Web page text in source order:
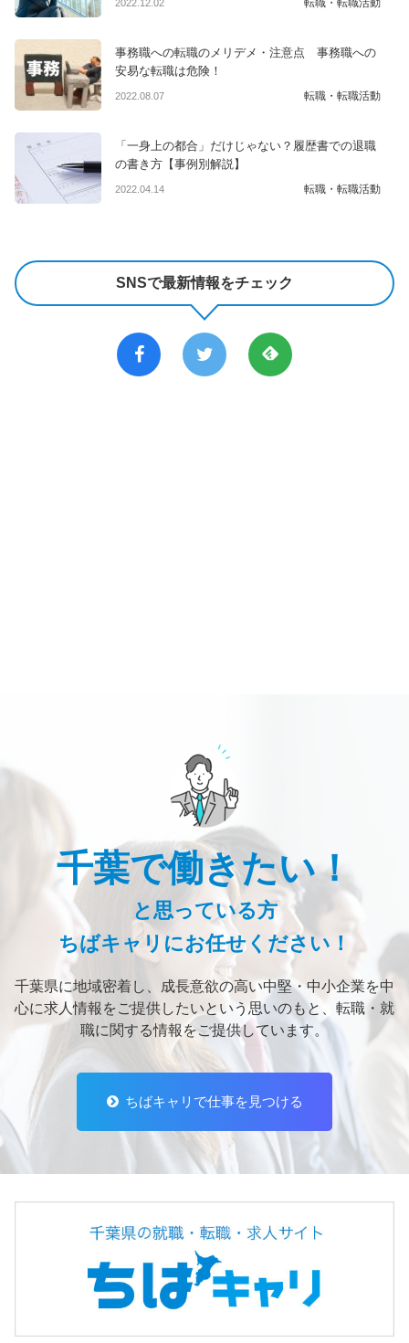
2022.12.02 転職・転職活動
事務職への転職のメリデメ・注意点 事務職への
安易な転職は危険！
2022.08.07 転職・転職活動
「一身上の都合」だけじゃない？履歴書での退職
の書き方【事例別解説】
2022.04.14 転職・転職活動
SNSで最新情報をチェック
千葉で働きたい！
と思っている方
ちばキャリにお任せください！
千葉県に地域密着し、
成長意欲の高い中堅・中小企業を中
心に求人情報をご提供したいという思いのもと、 転職・就
職に関する情報をご提供しています。
ちばキャリで仕事を見つける